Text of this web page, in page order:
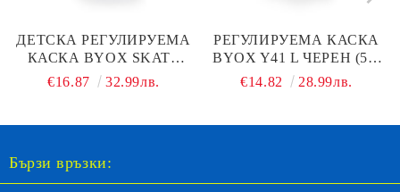
ДЕТСКА РЕГУЛИРУЕМА
КАСКА BYOX SKATE
Y09 ЧЕРНА (54-58 CM)
€16.87 32.99лв.
РЕГУЛИРУЕМА КАСКА
BYOX Y41 L ЧЕРЕН (58-
62 CM) С LED
€14.82 28.99лв.
Бързи връзки: